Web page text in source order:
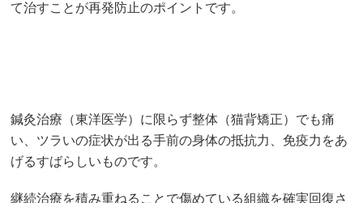
て治すことが再発防止のポイントです。
鍼灸治療（東洋医学）に限らず整体（猫背矯正）でも痛
い、ツラいの症状が出る手前の身体の抵抗力、免疫力をあ
げるすばらしいものです。
継続治療を積み重ねることで傷めている組織を確実回復さ